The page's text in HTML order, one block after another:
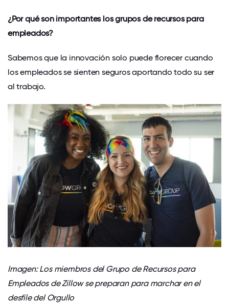
¿Por qué son importantes los grupos de recursos para
empleados?
Sabemos que la innovación solo puede florecer cuando
los empleados se sienten seguros aportando todo su ser
al trabajo.
Imagen: Los miembros del Grupo de Recursos para
Empleados de Zillow se preparan para marchar en el
desfile del Orgullo